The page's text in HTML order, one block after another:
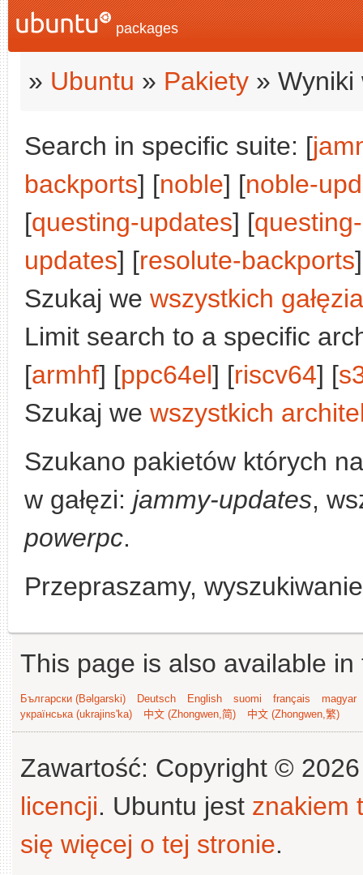
packages
» Ubuntu » Pakiety » Wyniki
Search in specific suite: [
backports] [noble] [noble-
[questing-updates] [
updates] [resolute-backports
Szukaj we wszystkich
Limit search to a specific
[armhf] [ppc64el] [riscv64] [
Szukaj we wszystkich
Szukano pakietów których
w gałęzi: jammy-updates,
powerpc.
Przepraszamy,
This page is also available
Български (Bəlgarski) Deutsch English suomi français
magyar
українська (ukrajins'ka)
中文 (Zhongwen,简) 中文 (Zhongwen,繁)
Zawartość: Copyright ©
licencji. Ubuntu jest znakiem
się więcej o tej stronie.